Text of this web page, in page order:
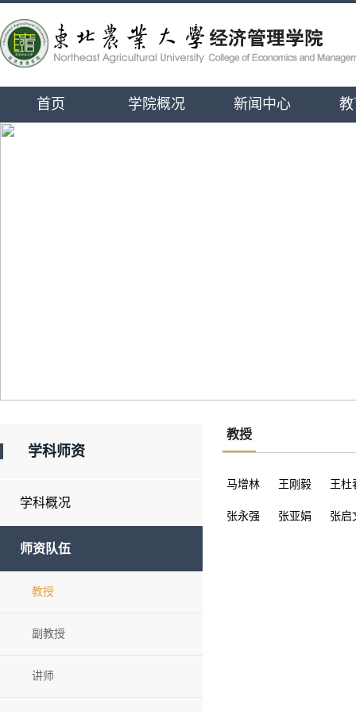
首页 学院概况 新闻中心
学科师资
学科概况
师资队伍
教授
副教授
讲师
教授
马增林 王刚毅 王杜
张永强 张亚娟 张启